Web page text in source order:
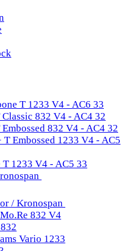
T 1233 V4 - AC6 33
832 V4 - AC4 32
832 V4 - AC4 32
T Embossed 1233 V4 - AC5
T 1233 V4 - AC5 33
/ Kronospan
832 V4
Vario 1233